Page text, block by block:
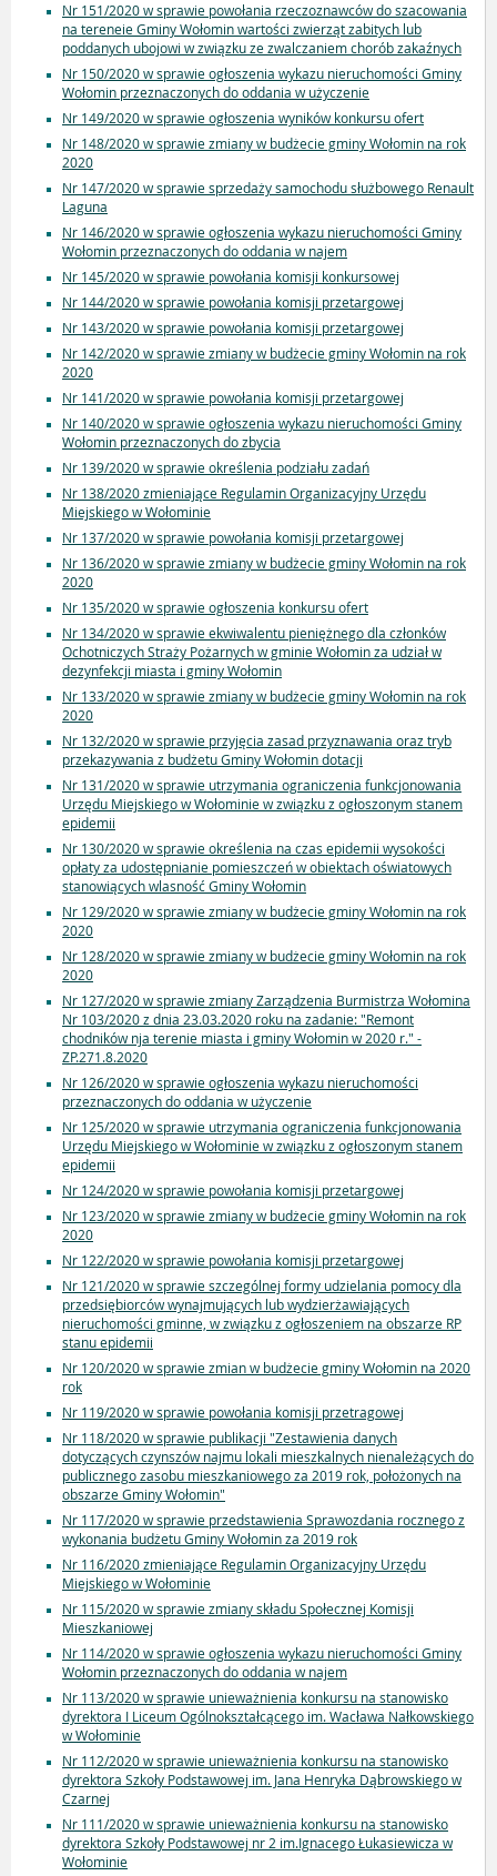
Nr 151/2020 w sprawie powołania rzeczoznawców do szacowania
na tereneie Gminy Wołomin wartości zwierząt zabitych lub
poddanych ubojowi w związku ze zwalczaniem chorób zakaźnych
Nr 150/2020 w sprawie ogłoszenia wykazu nieruchomości Gminy
Wołomin przeznaczonych do oddania w użyczenie
Nr 149/2020 w sprawie ogłoszenia wyników konkursu ofert
Nr 148/2020 w sprawie zmiany w budżecie gminy Wołomin na rok
2020
Nr 147/2020 w sprawie sprzedaży samochodu służbowego Renault
Laguna
Nr 146/2020 w sprawie ogłoszenia wykazu nieruchomości Gminy
Wołomin przeznaczonych do oddania w najem
Nr 145/2020 w sprawie powołania komisji konkursowej
Nr 144/2020 w sprawie powołania komisji przetargowej
Nr 143/2020 w sprawie powołania komisji przetargowej
Nr 142/2020 w sprawie zmiany w budżecie gminy Wołomin na rok
2020
Nr 141/2020 w sprawie powołania komisji przetargowej
Nr 140/2020 w sprawie ogłoszenia wykazu nieruchomości Gminy
Wołomin przeznaczonych do zbycia
Nr 139/2020 w sprawie określenia podziału zadań
Nr 138/2020 zmieniające Regulamin Organizacyjny Urzędu
Miejskiego w Wołominie
Nr 137/2020 w sprawie powołania komisji przetargowej
Nr 136/2020 w sprawie zmiany w budżecie gminy Wołomin na rok
2020
Nr 135/2020 w sprawie ogłoszenia konkursu ofert
Nr 134/2020 w sprawie ekwiwalentu pieniężnego dla członków
Ochotniczych Straży Pożarnych w gminie Wołomin za udział w
dezynfekcji miasta i gminy Wołomin
Nr 133/2020 w sprawie zmiany w budżecie gminy Wołomin na rok
2020
Nr 132/2020 w sprawie przyjęcia zasad przyznawania oraz tryb
przekazywania z budżetu Gminy Wołomin dotacji
Nr 131/2020 w sprawie utrzymania ograniczenia funkcjonowania
Urzędu Miejskiego w Wołominie w związku z ogłoszonym stanem
epidemii
Nr 130/2020 w sprawie określenia na czas epidemii wysokości
opłaty za udostępnianie pomieszczeń w obiektach oświatowych
stanowiących wlasność Gminy Wołomin
Nr 129/2020 w sprawie zmiany w budżecie gminy Wołomin na rok
2020
Nr 128/2020 w sprawie zmiany w budżecie gminy Wołomin na rok
2020
Nr 127/2020 w sprawie zmiany Zarządzenia Burmistrza Wołomina
Nr 103/2020 z dnia 23.03.2020 roku na zadanie: "Remont
chodników nja terenie miasta i gminy Wołomin w 2020 r." -
ZP.271.8.2020
Nr 126/2020 w sprawie ogłoszenia wykazu nieruchomości
przeznaczonych do oddania w użyczenie
Nr 125/2020 w sprawie utrzymania ograniczenia funkcjonowania
Urzędu Miejskiego w Wołominie w związku z ogłoszonym stanem
epidemii
Nr 124/2020 w sprawie powołania komisji przetargowej
Nr 123/2020 w sprawie zmiany w budżecie gminy Wołomin na rok
2020
Nr 122/2020 w sprawie powołania komisji przetargowej
Nr 121/2020 w sprawie szczególnej formy udzielania pomocy dla
przedsiębiorców wynajmujących lub wydzierżawiających
nieruchomości gminne, w związku z ogłoszeniem na obszarze RP
stanu epidemii
Nr 120/2020 w sprawie zmian w budżecie gminy Wołomin na 2020
rok
Nr 119/2020 w sprawie powołania komisji przetragowej
Nr 118/2020 w sprawie publikacji "Zestawienia danych
dotyczących czynszów najmu lokali mieszkalnych nienależących do
publicznego zasobu mieszkaniowego za 2019 rok, położonych na
obszarze Gminy Wołomin"
Nr 117/2020 w sprawie przedstawienia Sprawozdania rocznego z
wykonania budżetu Gminy Wołomin za 2019 rok
Nr 116/2020 zmieniające Regulamin Organizacyjny Urzędu
Miejskiego w Wołominie
Nr 115/2020 w sprawie zmiany składu Społecznej Komisji
Mieszkaniowej
Nr 114/2020 w sprawie ogłoszenia wykazu nieruchomości Gminy
Wołomin przeznaczonych do oddania w najem
Nr 113/2020 w sprawie unieważnienia konkursu na stanowisko
dyrektora I Liceum Ogólnokształcącego im. Wacława Nałkowskiego
w Wołominie
Nr 112/2020 w sprawie unieważnienia konkursu na stanowisko
dyrektora Szkoły Podstawowej im. Jana Henryka Dąbrowskiego w
Czarnej
Nr 111/2020 w sprawie unieważnienia konkursu na stanowisko
dyrektora Szkoły Podstawowej nr 2 im.Ignacego Łukasiewicza w
Wołominie